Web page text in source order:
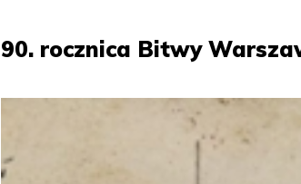
90. rocznica Bitwy